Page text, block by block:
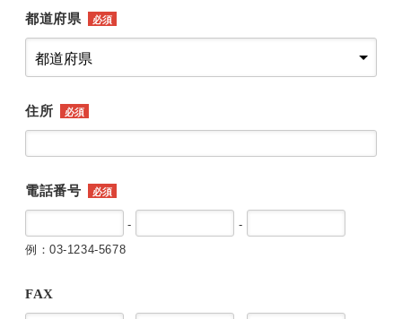
都道府県 必須
住所 必須
電話番号 必須
-
-
例：03-1234-5678
FAX